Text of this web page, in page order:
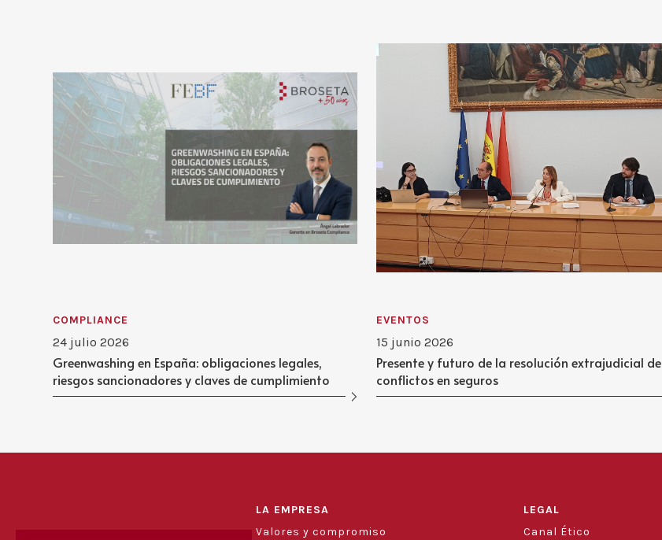
COMPLIANCE
24 julio 2026
Greenwashing en España: obligaciones legales,
riesgos sancionadores y claves de cumplimiento
EVENTOS
15 junio 2026
Presente y futuro de la resolución extrajudicial de
conflictos en seguros
LA EMPRESA
Valores y compromiso
LEGAL
Canal Ético